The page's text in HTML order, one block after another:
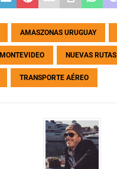
AMASZONAS URUGUAY
MONTEVIDEO NUEVAS RUTAS
TRANSPORTE AÉREO